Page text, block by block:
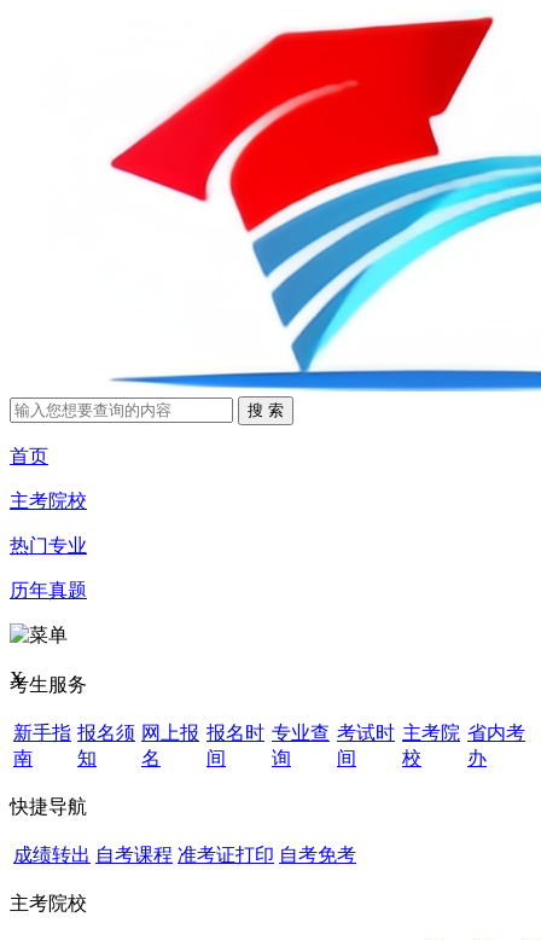
首页
主考院校
热门专业
历年真题
X
考生服务
新手指
南
报名须
知
网上报
名
报名时
间
专业查
询
考试时
间
主考院
校
省内考
办
快捷导航
成绩转出 自考课程 准考证打印 自考免考
主考院校